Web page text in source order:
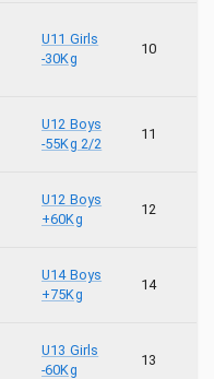
U11 Girls
-30Kg
10
U12 Boys
-55Kg 2/2
11
U12 Boys
+60Kg
12
U14 Boys
+75Kg
14
U13 Girls
-60Kg
13